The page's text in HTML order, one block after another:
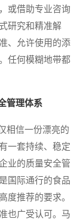
或借助专业咨询
研究和精准解
、允许使用的添
任何模糊地带都
管理体系
信一份漂亮的
一套持续、稳定
业的质量安全管
国际通行的食品
度推荐的要求。
也广受认可。马